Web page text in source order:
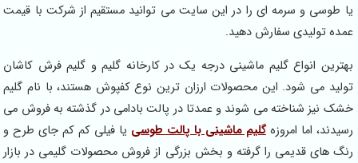
یا طوسی و سرمه ای را در این سایت می توانید مستقیم از شرکت با قیمت
عمده تولیدی سفارش دهید.
بهترین انواع گلیم ماشینی درجه یک در کارخانه گلیم و گلیم فرش کاشان
تولید می شود. این محصولات ارزان ترین نوع کفپوش هستند، با نام گلیم
خشک نیز شناخته می شوند و عمدتا در پالت بادامی در گذشته به فروش می
رسیدند، اما امروزهگلیم ماشینی با پالت طوسی یا فیلی کم کم جای طرح و
رنگ های قدیمی را گرفته و بخش بزرگی از فروش محصولات گلیمی در بازار